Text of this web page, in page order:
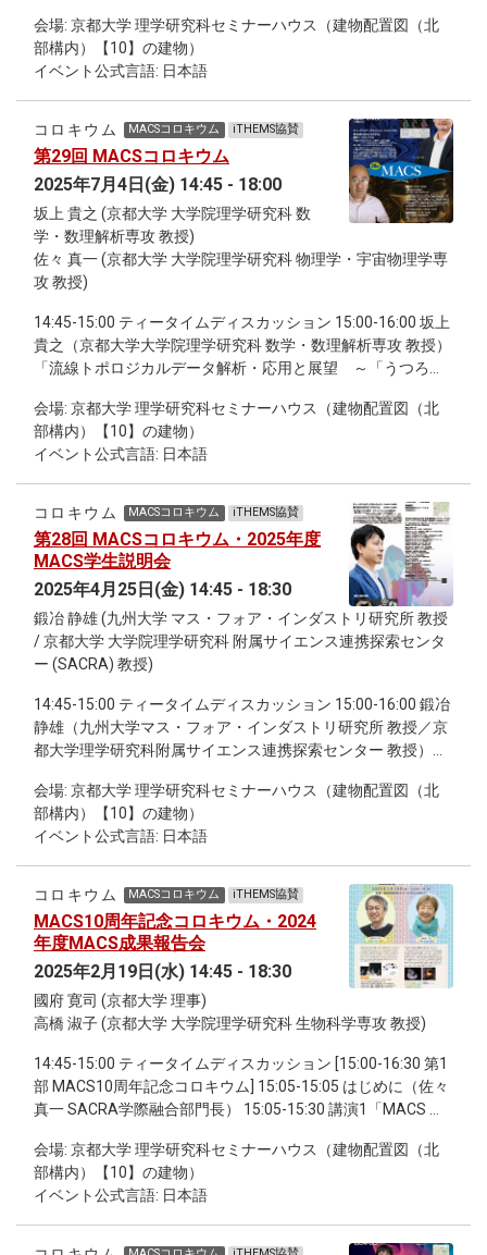
属サイエンス連携探索センター 准教授）「植物科学とデータ
科学の融合」 17:15-18:00 継続討論会
会場: 京都大学 理学研究科セミナーハウス（建物配置図（北
部構内）【10】の建物）
イベント公式言語: 日本語
コロキウム MACSコロキウム iTHEMS協賛
第29回 MACSコロキウム
2025年7月4日(金) 14:45 - 18:00
坂上 貴之 (京都大学 大学院理学研究科 数
学・数理解析専攻 教授)
佐々 真一 (京都大学 大学院理学研究科 物理学・宇宙物理学専
攻 教授)
14:45-15:00 ティータイムディスカッション 15:00-16:00 坂上
貴之（京都大学大学院理学研究科 数学・数理解析専攻 教授）
「流線トポロジカルデータ解析・応用と展望 ～「うつろう
大学大学院理学研究科 物理学・宇宙物理学専攻 教授）「時間
の矢の物理学」 17:15-18:00 継続討論会
会場: 京都大学 理学研究科セミナーハウス（建物配置図（北
部構内）【10】の建物）
イベント公式言語: 日本語
コロキウム MACSコロキウム iTHEMS協賛
第28回 MACSコロキウム・2025年度
MACS学生説明会
2025年4月25日(金) 14:45 - 18:30
鍛冶 静雄 (九州大学 マス・フォア・インダストリ研究所 教授
/ 京都大学 大学院理学研究科 附属サイエンス連携探索センタ
ー (SACRA) 教授)
14:45-15:00 ティータイムディスカッション 15:00-16:00 鍛冶
静雄（九州大学マス・フォア・インダストリ研究所 教授／京
都大学理学研究科附属サイエンス連携探索センター 教授）
17:20 2024年度MACS学生説明会 17:30-18:30 継続討論会
会場: 京都大学 理学研究科セミナーハウス（建物配置図（北
部構内）【10】の建物）
イベント公式言語: 日本語
コロキウム MACSコロキウム iTHEMS協賛
MACS10周年記念コロキウム・2024
年度MACS成果報告会
2025年2月19日(水) 14:45 - 18:30
國府 寛司 (京都大学 理事)
高橋 淑子 (京都大学 大学院理学研究科 生物科学専攻 教授)
14:45-15:00 ティータイムディスカッション [15:00-16:30 第1
部 MACS10周年記念コロキウム] 15:05-15:05 はじめに（佐々
真一 SACRA学際融合部門長） 15:05-15:30 講演1「MACS は
攻 教授） 2016年5月のキックオフシンポジウムから始まった
MACSが2025年度で10年目を迎えるという時期にあたり，そ
の立ち上げの時のことを振り返ってお話したい．特に，10年
前にどのような人々がどのようなことを考えて，それが
MACSプログラムに至ったのか，また当初MACSでやりたい
会場: 京都大学 理学研究科セミナーハウス（建物配置図（北
部構内）【10】の建物）
イベント公式言語: 日本語